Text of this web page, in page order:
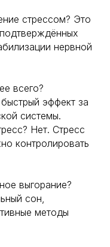
стрессом? Это
нервной
всего?
эффект за
системы.
Нет. Стресс
контролировать
выгорание?
сон,
методы